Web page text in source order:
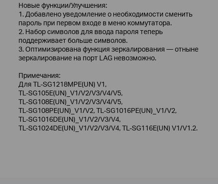
Новые функции/Улучшения:
1. Добавлено уведомление о необходимости сменить
пароль при первом входе в меню коммутатора.
2. Набор символов для ввода пароля теперь
поддерживает больше символов.
3. Оптимизирована функция зеркалирования — отныне
зеркалирование на порт LAG невозможно.
Примечания:
Для TL‑SG1218MPE(UN) V1,
TL‑SG105E(UN)_V1/V2/V3/V4/V5,
TL‑SG108E(UN)_V1/V2/V3/V4/V5,
TL‑SG108PE(UN)_V1/V2, TL‑SG1016PE(UN)_V1/V2,
TL‑SG1016DE(UN)_V1/V2/V3/V4,
TL‑SG1024DE(UN)_V1/V2/V3/V4, TL‑SG116E(UN) V1/V1.2.